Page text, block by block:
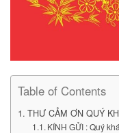
Table of Contents
THƯ CẢM ƠN QUÝ
KÍNH GỬI : Quý